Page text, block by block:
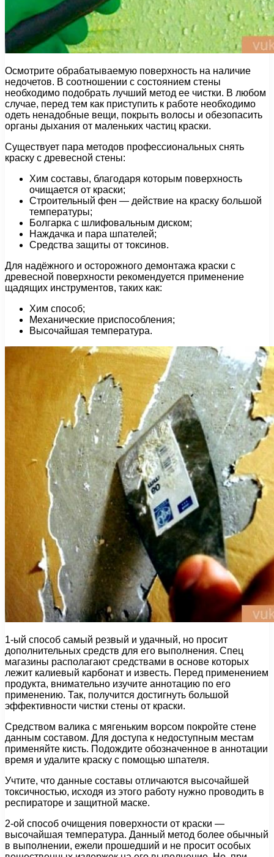
Осмотрите обрабатываемую поверхность на наличие
недочетов. В соотношении с состоянием стены
необходимо подобрать лучший метод ее чистки. В любом
случае, перед тем как приступить к работе необходимо
одеть ненадобные вещи, покрыть волосы и обезопасить
органы дыхания от маленьких частиц краски.
Существует пара методов профессиональных снять
краску с древесной стены:
Хим составы, благодаря которым поверхность
очищается от краски;
Строительный фен — действие на краску большой
температуры;
Болгарка с шлифовальным диском;
Наждачка и пара шпателей;
Средства защиты от токсинов.
Для надёжного и осторожного демонтажа краски с
древесной поверхности рекомендуется применение
щадящих инструментов, таких как:
Хим способ;
Механические приспособления;
Высочайшая температура.
1-ый способ самый резвый и удачный, но просит
дополнительных средств для его выполнения. Спец
магазины располагают средствами в основе которых
лежит калиевый карбонат и известь. Перед применением
продукта, внимательно изучите аннотацию по его
применению. Так, получится достигнуть большой
эффективности чистки стены от краски.
Средством валика с мягеньким ворсом покройте стене
данным составом. Для доступа к недоступным местам
применяйте кисть. Подождите обозначенное в аннотации
время и удалите краску с помощью шпателя.
Учтите, что данные составы отличаются высочайшей
токсичностью, исходя из этого работу нужно проводить в
респираторе и защитной маске.
2-ой способ очищения поверхности от краски —
высочайшая температура. Данный метод более обычный
в выполнении, ежели прошедший и не просит особых